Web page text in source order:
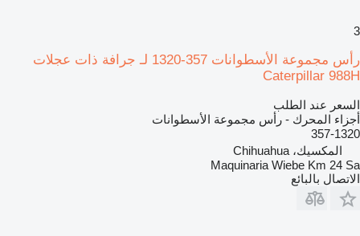
3
رأس مجموعة الأسطوانات 357-1320 لـ جرافة ذات عجلات
Caterpillar 988H
السعر عند الطلب
أجزاء المحرك - رأس مجموعة الأسطوانات
357-1320
المكسيك، Chihuahua
Maquinaria Wiebe Km 24 Sa
الاتصال بالبائع